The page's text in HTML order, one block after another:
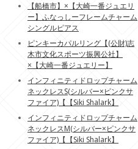
【船橋市】×【大崎一番ジュエリ
ー】ふなっしーフレームチャーム
シングルピアス
ピンキーカパルリング【(公財)志
木市文化スポーツ振興公社】
×【大崎一番ジュエリー】
インフィニティドロップチャーム
ネックレスS(シルバー×ピンクサ
ファイア)【【Siki Shalark】
インフィニティドロップチャーム
ネックレスM(シルバー×ピンクサ
ファイア)【【Siki Shalark】